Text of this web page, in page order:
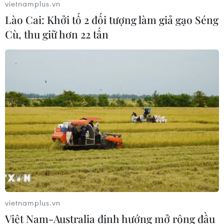
600.000 đồng phiên chiều nay
10/08/2026 09:51
tại Thổ Nhĩ Kỳ
10/08/2026 09:44
Thị trường vàng “án binh” chờ đợi số
liệu lạm phát của Mỹ
10/08/2026 09:16
Từ 15/9, cấp giấy phép kinh doanh
vietnamplus.vn
Lào Cai: Khởi tố 2 đối tượng làm giả gạo Séng
Cù, thu giữ hơn 22 tấn
vietnamplus.vn
Việt Nam-Australia định hướng mở rộng đầu